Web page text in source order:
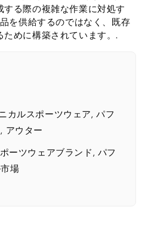
る際の複雑な作業に対処す
を供給するのではなく、既存
めに構築されています。.
カルスポーツウェア, パフ
アウター
ーツウェアブランド, パフ
場